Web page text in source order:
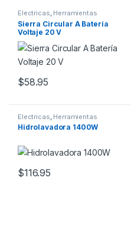
Electricas, Herramientas
Sierra Circular A Batería
Voltaje 20 V
$58.95
Electricas Herramientas
Hidrolavadora 1400W
$116.95